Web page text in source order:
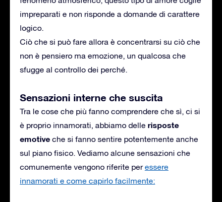
impreparati e non risponde a domande di carattere
logico.
Ciò che si può fare allora è concentrarsi su ciò che
non è pensiero ma emozione, un qualcosa che
sfugge al controllo dei perché.
Sensazioni interne che suscita
Tra le cose che più fanno comprendere che sì, ci si
è proprio innamorati, abbiamo delle risposte
emotive che si fanno sentire potentemente anche
sul piano fisico. Vediamo alcune sensazioni che
comunemente vengono riferite peressere
innamorati e come capirlo facilmente: